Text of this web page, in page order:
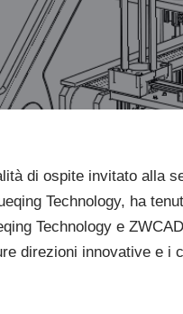
di ospite invitato alla
Technology, ha
Technology e
direzioni innovative e i